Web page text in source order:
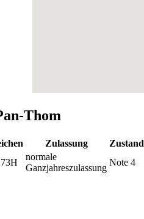
Thom
Zulassung
Zustand
normale
Ganzjahreszulassung
Note 4